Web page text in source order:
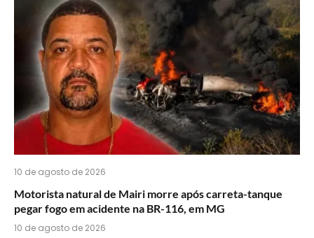
10 de agosto de 2026
Motorista natural de Mairi morre após carreta-tanque
pegar fogo em acidente na BR-116, em MG
10 de agosto de 2026